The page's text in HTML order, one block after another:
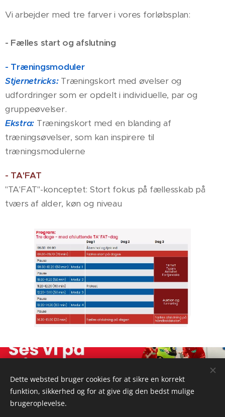
Vi arbejder med tre farver i vores forløbsplan:
- Fælles start og afslutning
- Træningsmoduler
Stjernetricks:Træningskort med øvelser og
udfordringer som er opdelt i individuelle, par og
gruppeøvelser.
Ekstra: Træningskort med en blanding af
træningsøvelser, som kan inspirere til
træningsmodulerne
- TA'FAT
"TA'FAT"-konceptet: Stort fokus på fællesskab på
tværs af alder, køn og niveau
Idrætsforeningen - FREM Skørping | Himmerlandsvej 59 | 9520
Dette websted bruger cookies for at sikre en korrekt
funktion, sikkerhed og for at give dig den bedst mulige
brugeroplevelse.